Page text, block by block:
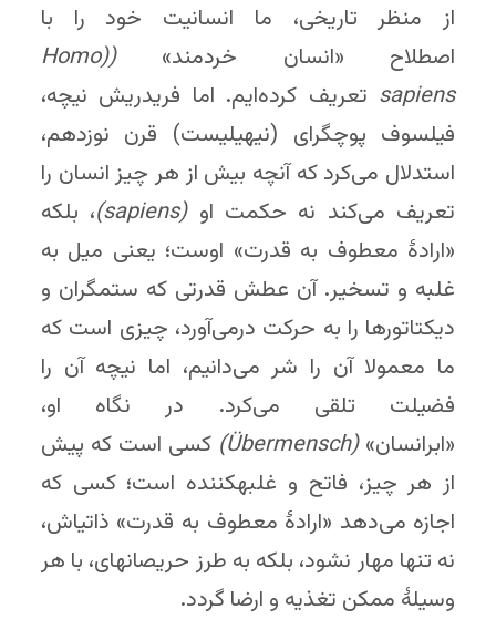
از منظر تاریخی، ما انسانیت خود را با
اصطلاح «انسان خردمند»(
(Homo
sapiens تعریف کرده‌ایم. اما فریدریش نیچه،
فیلسوف پوچ­گرای (نیهیلیست) قرن نوزدهم،
استدلال می‌کرد که آنچه بیش از هر چیز انسان را
تعریف می‌کند نه حکمت او(
sapiens
)، بلکه
«ارادهٔ معطوف به قدرت» اوست؛ یعنی میل به
غلبه و تسخیر. آن عطش قدرتی که ستمگران و
دیکتاتورها را به حرکت درمی‌آورد، چیزی است که
ما معمولا آن را شر می‌دانیم، اما نیچه آن را
فضیلت تلقی می‌کرد. در نگاه او،
«ابرانسان»(
Übermensch
) کسی است که پیش
از هر چیز، فاتح و غلبه­کننده است؛ کسی که
اجازه می‌دهد «ارادهٔ معطوف به قدرت» ذاتی­اش،
نه تنها مهار نشود، بلکه به طرز حریصانه­ای، با هر
وسیلهٔ ممکن تغذیه و ارضا گردد.